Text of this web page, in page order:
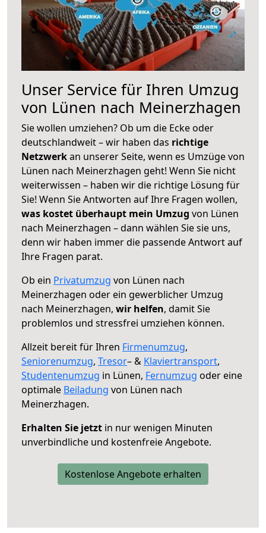
Unser Service für Ihren Umzug
von Lünen nach Meinerzhagen
Sie wollen umziehen? Ob um die Ecke oder
deutschlandweit – wir haben das richtige
Netzwerkan unserer Seite, wenn es Umzüge von
Lünen nach Meinerzhagen geht! Wenn Sie nicht
weiterwissen – haben wir die richtige Lösung für
Sie! Wenn Sie Antworten auf Ihre Fragen wollen,
was kostet überhaupt mein Umzug von Lünen
nach Meinerzhagen – dann wählen Sie sie uns,
denn wir haben immer die passende Antwort auf
Ihre Fragen parat.
Ob ein Privatumzug von Lünen nach
Meinerzhagen oder ein gewerblicher Umzug
nach Meinerzhagen, wir helfen, damit Sie
problemlos und stressfrei umziehen können.
Allzeit bereit für Ihren Firmenumzug,
Seniorenumzug, Tresor– & Klaviertransport,
Studentenumzug in Lünen, Fernumzug oder eine
optimale Beiladung von Lünen nach
Meinerzhagen.
Erhalten Sie jetzt in nur wenigen Minuten
unverbindliche und kostenfreie Angebote.
Kostenlose Angebote erhalten